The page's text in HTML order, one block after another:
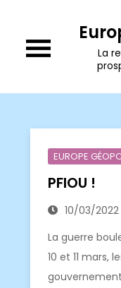
content
La
EUROPE
PFIOU !
10/03/2022
La guerre
10 et 11 mars,